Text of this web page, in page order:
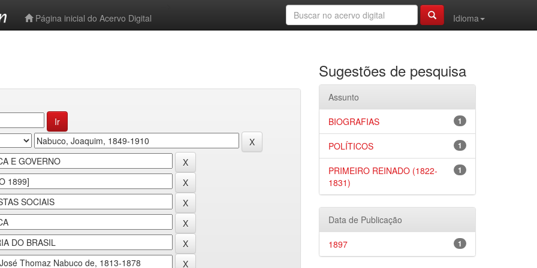
Página inicial do Acervo Digital
Idioma
Sugestões de pesquisa
Assunto
1
BIOGRAFIAS
1
POLÍTICOS
1
PRIMEIRO REINADO (1822-
1831)
Data de Publicação
1
1897